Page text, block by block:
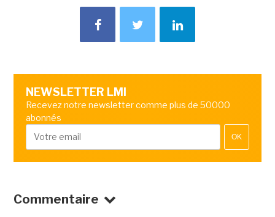
NEWSLETTER LMI
Recevez notre newsletter comme plus de 50000
abonnés
OK
Commentaire